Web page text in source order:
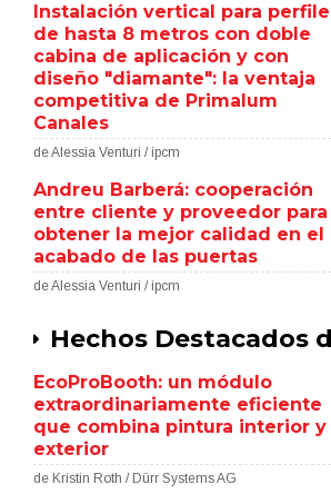
Instalación vertical para
de hasta 8 metros con doble
cabina de aplicación y con
diseño "diamante": la ventaja
competitiva de Primalum
Canales
de Alessia Venturi / ipcm
Andreu Barberá: cooperación
entre cliente y proveedor para
obtener la mejor calidad en el
acabado de las puertas
de Alessia Venturi / ipcm
Hechos Destacados
EcoProBooth: un módulo
extraordinariamente eficiente
que combina pintura interior y
exterior
de Kristin Roth / Dürr Systems AG